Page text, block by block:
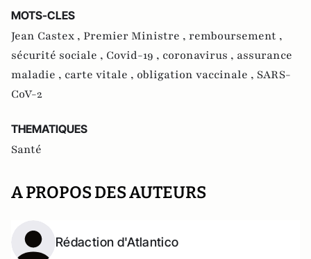
MOTS-CLES
Jean Castex , Premier Ministre , remboursement ,
sécurité sociale , Covid-19 , coronavirus , assurance
maladie , carte vitale , obligation vaccinale , SARS-
CoV-2
THEMATIQUES
Santé
A PROPOS DES AUTEURS
Rédaction d'Atlantico